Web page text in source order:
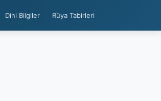
Dini Bilgiler Rüya Tabirleri